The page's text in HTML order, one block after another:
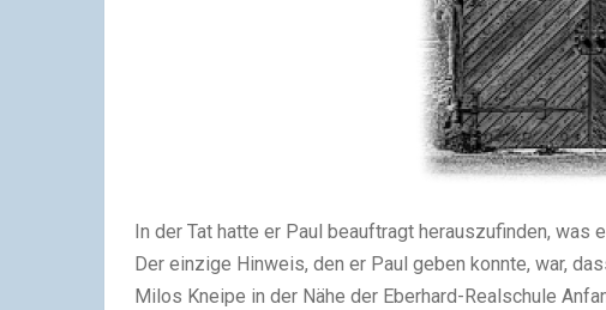
In der Tat hatte er Paul beauftragt herauszufinden,
Der einzige Hinweis, den er Paul geben konnte, war,
Milos Kneipe in der Nähe der Eberhard-Realschule